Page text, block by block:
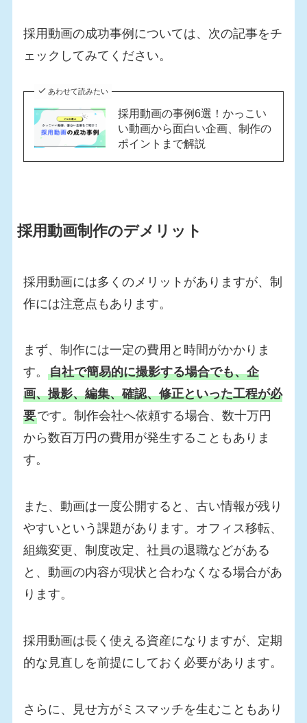
採用動画の成功事例については、次の記事をチ
ェックしてみてください。
あわせて読みたい
採用動画の事例6選！かっこい
い動画から面白い企画、制作の
ポイントまで解説
採用動画制作のデメリット
採用動画には多くのメリットがありますが、制
作には注意点もあります。
まず、制作には一定の費用と時間がかかりま
す。自社で簡易的に撮影する場合でも、企
画、撮影、編集、確認、修正といった工程が必
要です。制作会社へ依頼する場合、数十万円
から数百万円の費用が発生することもありま
す。
また、動画は一度公開すると、古い情報が残り
やすいという課題があります。オフィス移転、
組織変更、制度改定、社員の退職などがある
と、動画の内容が現状と合わなくなる場合があ
ります。
採用動画は長く使える資産になりますが、定期
的な見直しを前提にしておく必要があります。
さらに、見せ方がミスマッチを生むこともあり